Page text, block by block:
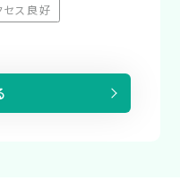
セス良好
（非対応）